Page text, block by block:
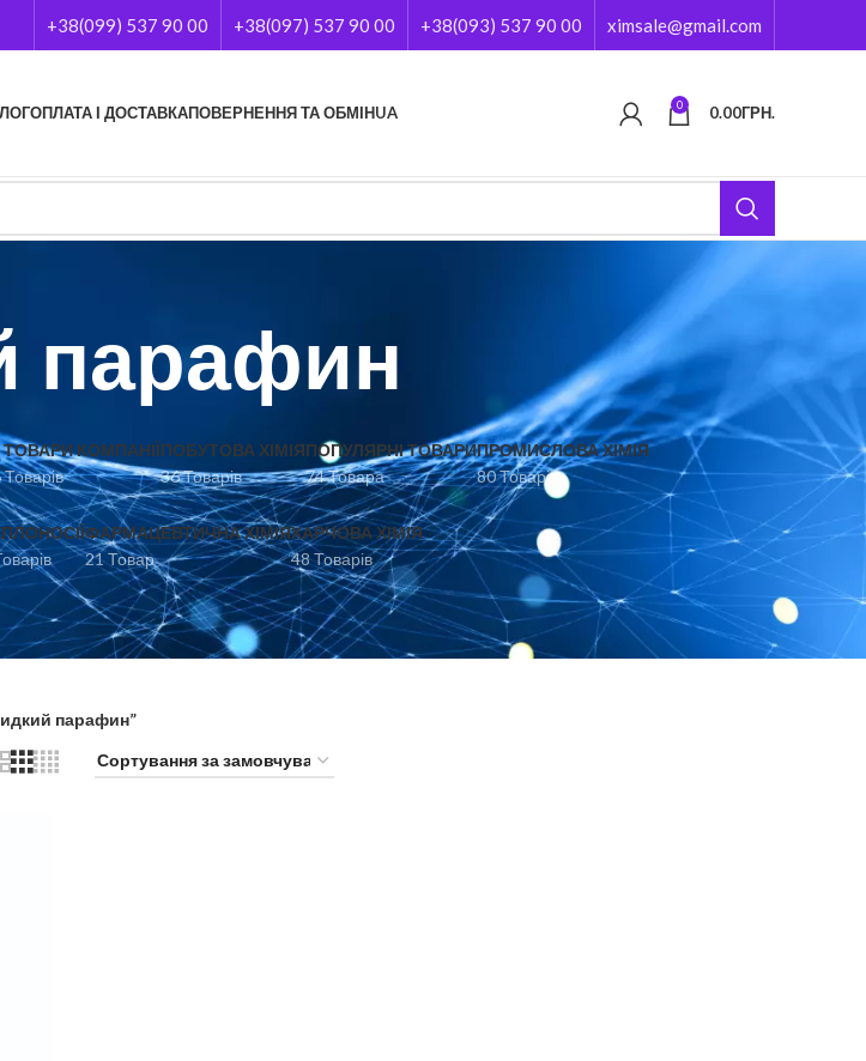
+38(099) 537 90 00 +38(097) 537 90 00 +38(093) 537 90 00 ximsale@gmail.com
ОПЛАТА І ДОСТАВКАПОВЕРНЕННЯ ТА ОБМІНUA 0 0.00ГРН.
парафин
ТОВАРИ КОМПАНІЇПОБУТОВА ХІМІЯ
36 Товарів
ПОПУЛЯРНІ ТОВАРИ
74 Товара
ПРОМИСЛОВА ХІМІЯ
80 Товарів
ФАРМАЦЕВТИЧНА ХІМІЯ
21 Товар
ХАРЧОВА ХІМІЯ
48 Товарів
парафин”